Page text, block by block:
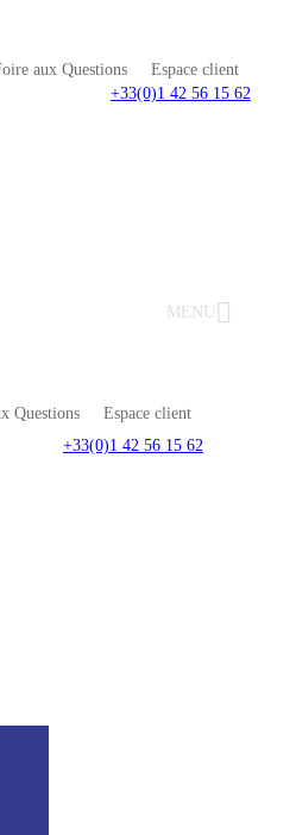
aux Questions
Espace client
+33(0)1 42 56 15 62
MENU
Questions
Espace client
+33(0)1 42 56 15 62